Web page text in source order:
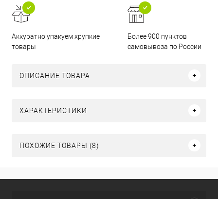
Аккуратно упакуем хрупкие
товары
Более 900 пунктов
самовывоза по России
ОПИСАНИЕ ТОВАРА
ХАРАКТЕРИСТИКИ
ПОХОЖИЕ ТОВАРЫ (8)